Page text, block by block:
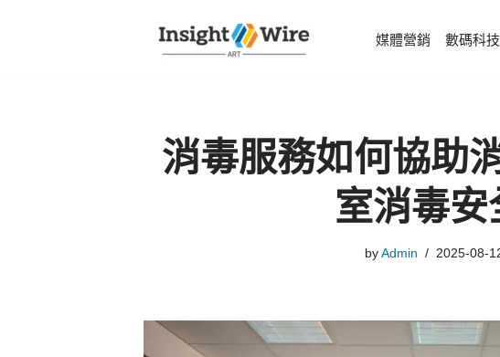
媒體營銷 數碼科技
消毒服務如何協助
室消毒安
byAdmin 2025-08-